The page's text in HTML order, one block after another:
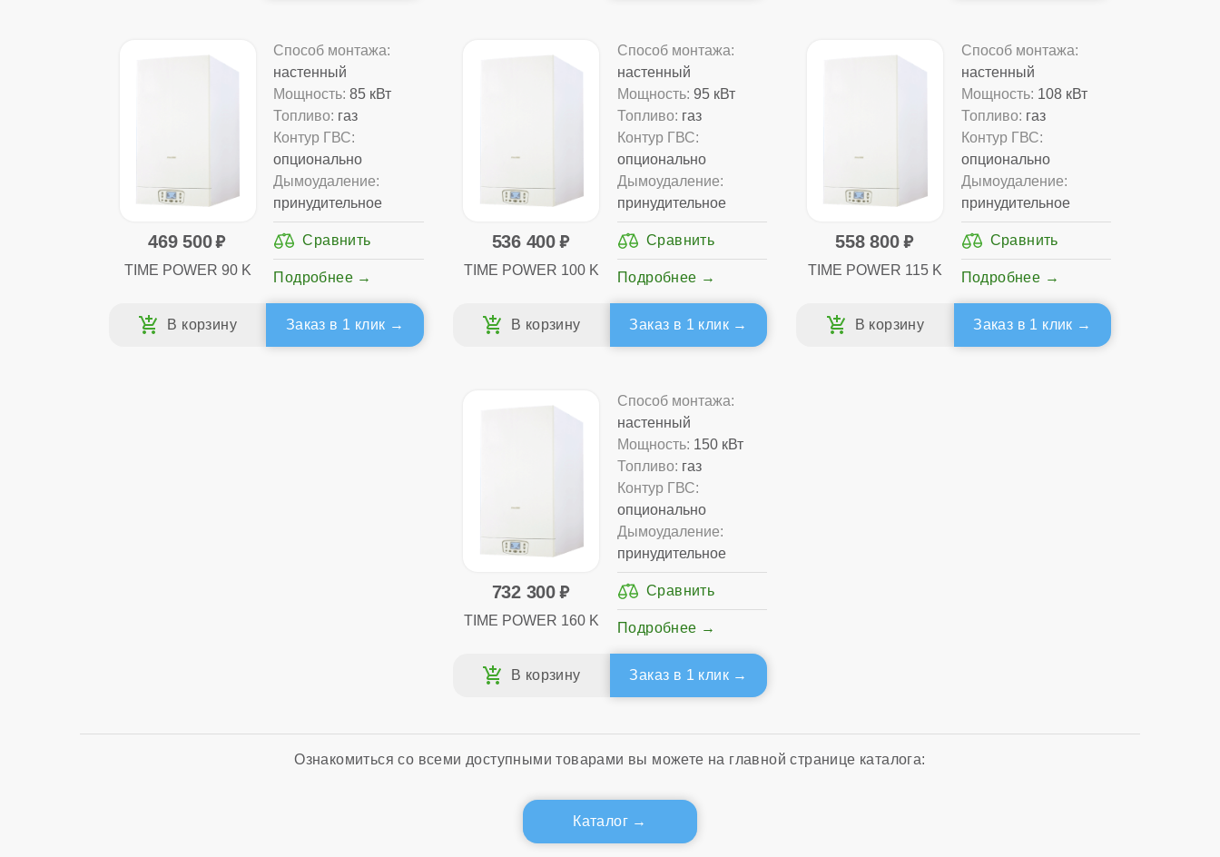
469 500
TIME POWER 90 K
Способ монтажа:
настенный
Мощность: 85 кВт
Топливо: газ
Контур ГВС:
опционально
Дымоудаление:
принудительное
Подробнее
Заказ в 1 клик
536 400
TIME POWER 100 K
Способ монтажа:
настенный
Мощность: 95 кВт
Топливо: газ
Контур ГВС:
опционально
Дымоудаление:
принудительное
Подробнее
Заказ в 1 клик
558 800
TIME POWER 115 K
Способ монтажа:
настенный
Мощность: 108 кВт
Топливо: газ
Контур ГВС:
опционально
Дымоудаление:
принудительное
Подробнее
Заказ в 1 клик
732 300
TIME POWER 160 K
Способ монтажа:
настенный
Мощность: 150 кВт
Топливо: газ
Контур ГВС:
опционально
Дымоудаление:
принудительное
Подробнее
Заказ в 1 клик
Ознакомиться со всеми доступными товарами вы можете на главной странице каталога:
Каталог